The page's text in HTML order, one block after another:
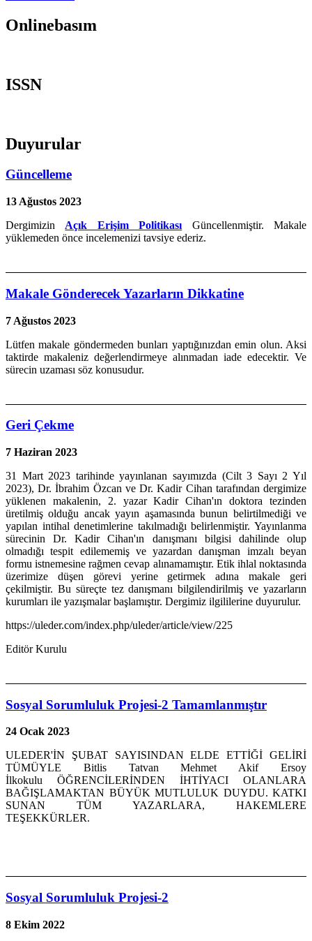
Onlinebasım
ISSN
Duyurular
Güncelleme
13 Ağustos 2023
Dergimizin Açık Erişim Politikası Güncellenmiştir. Makale
yüklemeden önce incelemenizi tavsiye ederiz.
Makale Gönderecek Yazarların Dikkatine
7 Ağustos 2023
Lütfen makale göndermeden bunları yaptığınızdan emin olun. Aksi
taktirde makaleniz değerlendirmeye alınmadan iade edecektir. Ve
sürecin uzaması söz konusudur.
Geri Çekme
7 Haziran 2023
31 Mart 2023 tarihinde yayınlanan sayımızda (Cilt 3 Sayı 2 Yıl
2023), Dr. İbrahim Özcan ve Dr. Kadir Cihan tarafından dergimize
yüklenen makalenin, 2. yazar Kadir Cihan'ın doktora tezinden
üretilmiş olduğu ancak yayın aşamasında bunun belirtilmediği ve
yapılan intihal denetimlerine takılmadığı belirlenmiştir. Yayınlanma
sürecinin Dr. Kadir Cihan'ın danışmanı bilgisi dahilinde olup
olmadığı tespit edilememiş ve yazardan danışman imzalı beyan
formu istnemesine rağmen cevap alınamamıştır. Etik ihlal noktasında
üzerimize düşen görevi yerine getirmek adına makale geri
çekilmiştir. Bu süreçte tez danışmanı bilgilendirilmiş ve yazarların
kurumları ile yazışmalar başlamıştır. Dergimiz ilgililerine duyurulur.
https://uleder.com/index.php/uleder/article/view/225
Editör Kurulu
Sosyal Sorumluluk Projesi-2 Tamamlanmıştır
24 Ocak 2023
ULEDER'İN ŞUBAT SAYISINDAN ELDE ETTİĞİ GELİRİ
TÜMÜYLE Bitlis Tatvan Mehmet Akif Ersoy
İlkokulu ÖĞRENCİLERİNDEN İHTİYACI OLANLARA
BAĞIŞLAMAKTAN BÜYÜK MUTLULUK DUYDU. KATKI
SUNAN TÜM YAZARLARA, HAKEMLERE
TEŞEKKÜRLER.
Sosyal Sorumluluk Projesi-2
8 Ekim 2022